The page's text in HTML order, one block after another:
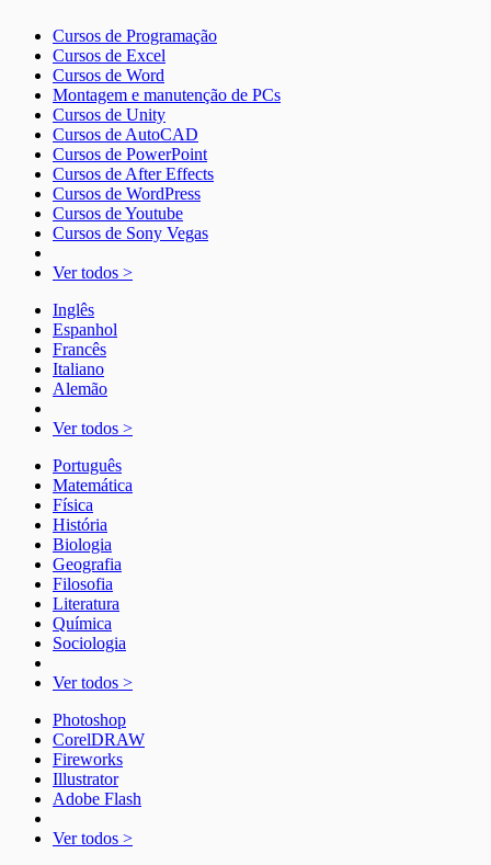
Cursos de Programação
Cursos de Excel
Cursos de Word
Montagem e manutenção de PCs
Cursos de Unity
Cursos de AutoCAD
Cursos de PowerPoint
Cursos de After Effects
Cursos de WordPress
Cursos de Youtube
Cursos de Sony Vegas
Ver todos >
Inglês
Espanhol
Francês
Italiano
Alemão
Ver todos >
Português
Matemática
Física
História
Biologia
Geografia
Filosofia
Literatura
Química
Sociologia
Ver todos >
Photoshop
CorelDRAW
Fireworks
Illustrator
Adobe Flash
Ver todos >